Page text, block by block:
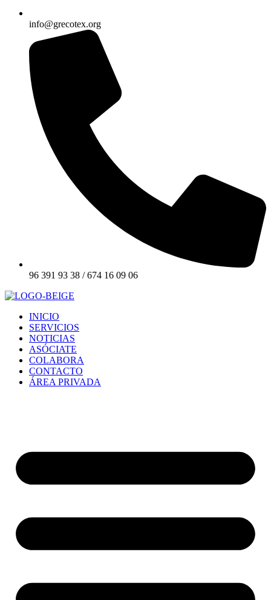
info@grecotex.org
96 391 93 38 / 674 16 09 06
INICIO
SERVICIOS
NOTICIAS
ASÓCIATE
COLABORA
CONTACTO
ÁREA PRIVADA